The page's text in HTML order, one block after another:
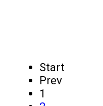
Start
Prev
1